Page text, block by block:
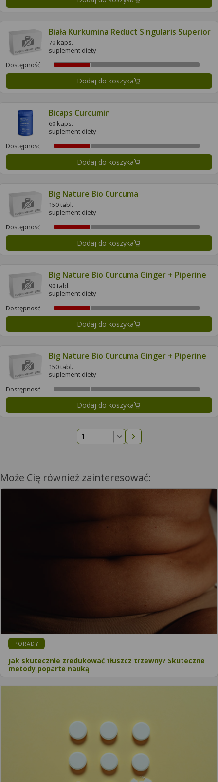
Biała Kurkumina Reduct Singularis Superior
70 kaps.
suplement diety
Dostępność
Dodaj do koszyka
Bicaps Curcumin
60 kaps.
suplement diety
Dostępność
Dodaj do koszyka
Big Nature Bio Curcuma
150 tabl.
suplement diety
Dostępność
Dodaj do koszyka
Big Nature Bio Curcuma Ginger + Piperine
90 tabl.
suplement diety
Dostępność
Dodaj do koszyka
Big Nature Bio Curcuma Ginger + Piperine
150 tabl.
suplement diety
Dostępność
Dodaj do koszyka
Następna strona
Może Cię również zainteresować:
PORADY
Jak skutecznie zredukować tłuszcz trzewny? Skuteczne
metody poparte nauką